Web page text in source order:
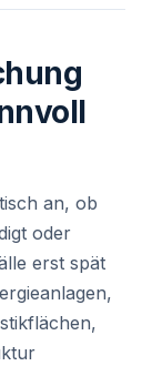
an, ob
oder
erst spät